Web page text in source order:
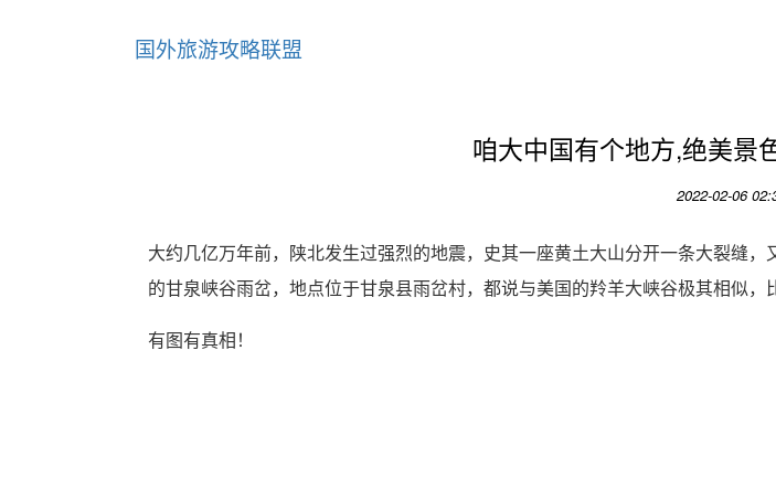
国外旅游攻略联盟
咱大中国有个地方,绝美景
2022-02-06
大约几亿万年前，陕北发生过强烈的地震，史其一座黄土大山分开一条大裂缝
的甘泉峡谷雨岔，地点位于甘泉县雨岔村，都说与美国的羚羊大峡谷极其相似，
有图有真相！